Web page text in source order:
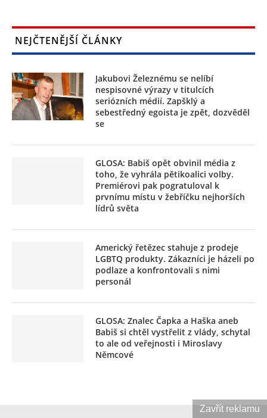
NEJČTENĚJŠÍ ČLÁNKY
Jakubovi Železnému se nelíbí
nespisovné výrazy v titulcích
seriózních médií. Zapšklý a
sebestředný egoista je zpět, dozvěděl
se
GLOSA: Babiš opět obvinil média z
toho, že vyhrála pětikoalici volby.
Premiérovi pak pogratuloval k
prvnímu místu v žebříčku nejhorších
lídrů světa
Americký řetězec stahuje z prodeje
LGBTQ produkty. Zákazníci je házeli po
podlaze a konfrontovali s nimi
personál
GLOSA: Znalec Čapka a Haška aneb
Babiš si chtěl vystřelit z vlády, schytal
to ale od veřejnosti i Miroslavy
Němcové
Zavřít reklamu